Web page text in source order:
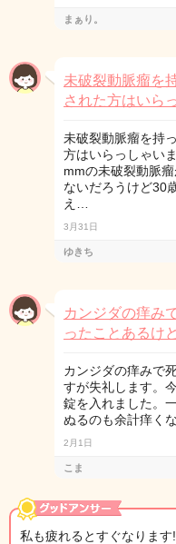
まぁり。
未破裂動脈瘤を
された方はいら
未破裂動脈瘤を持
方はいらっしゃい
mmの未破裂動脈
ないだろうけど30
え…
3月31日
ゆきち
カンジダの痒み
ったことあるけ
カンジダの痒みで
すが失礼します。
錠を入れました。
ぬるのも余計痒く
2月1日
こま
私も疲れるとすぐなりま